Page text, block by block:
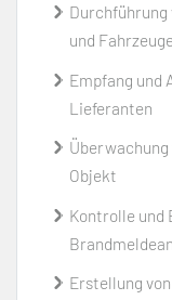
und Fahrzeuge
Empfang und
Lieferanten
Objekt
Kontrolle und
Erstellung